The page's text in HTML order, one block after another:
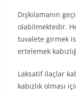
Dışkılamanın
olabilmektedir.
tuvalete girmek
ertelemek
Laksatif ilaçlar
kabızlık olması